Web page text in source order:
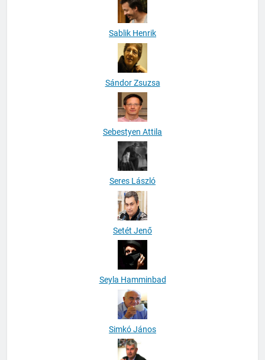
Sablik Henrik
Sándor Zsuzsa
Sebestyen Attila
Seres László
Setét Jenő
Seyla Hamminbad
Simkó János